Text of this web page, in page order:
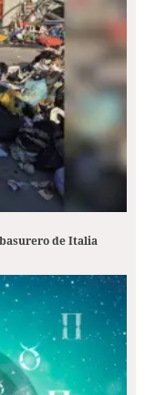
de Italia